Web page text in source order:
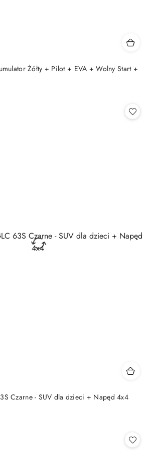
Żółty + Pilot + EVA + Wolny Start +
Czarne - SUV dla dzieci + Napęd 4x4